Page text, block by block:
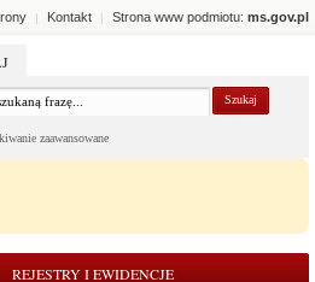
| Kontakt | Strona www podmiotu: ms.gov.pl
zaawansowane
REJESTRY I EWIDENCJE